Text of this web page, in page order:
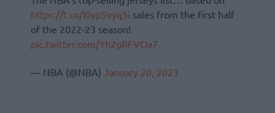
https://t.co/I0ypSvyq5i sales from the first half
of the 2022-23 season!
pic.twitter.com/1h2gRFVOa7
— NBA (@NBA) January 20, 2023